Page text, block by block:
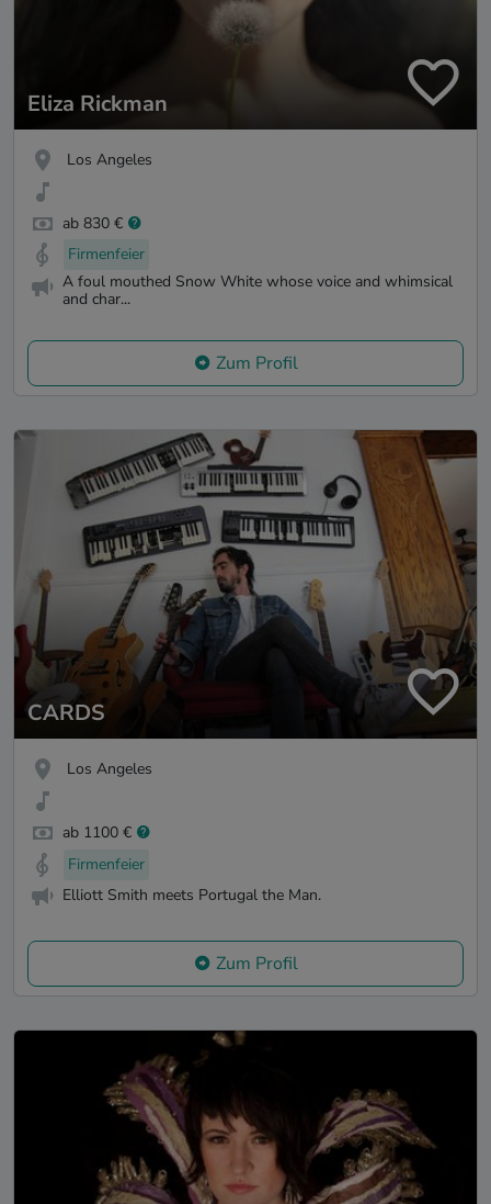
Eliza Rickman
Los Angeles
ab 830 €
Firmenfeier
A foul mouthed Snow White whose voice and whimsical
and char...
Zum Profil
CARDS
Los Angeles
ab 1100 €
Firmenfeier
Elliott Smith meets Portugal the Man.
Zum Profil